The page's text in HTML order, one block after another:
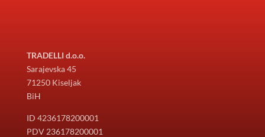
TRADELLI d.o.o.
Sarajevska 45
71250 Kiseljak
BiH
ID 4236178200001
PDV 236178200001